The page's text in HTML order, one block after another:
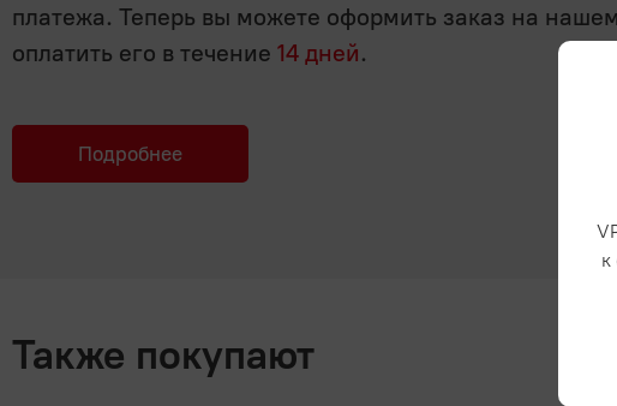
платежа. Теперь вы можете оформить заказ на
оплатить его в течение 14 дней.
Подробнее
Также покупают
к